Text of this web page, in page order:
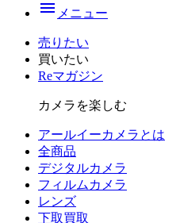
menu メニュー
売りたい
買いたい
Reマガジン
カメラを楽しむ
アールイーカメラとは
全商品
デジタルカメラ
フィルム カメラ
レンズ
下取買取